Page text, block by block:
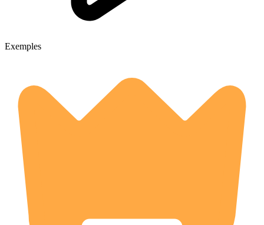
Exemples